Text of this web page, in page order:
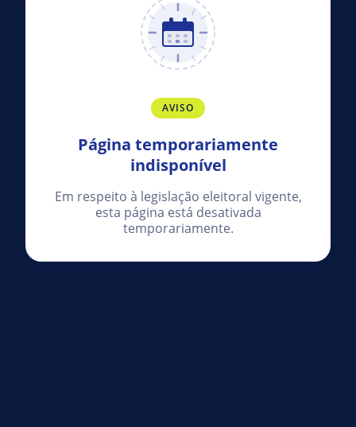
AVISO
Página temporariamente
indisponível
Em respeito à legislação eleitoral vigente,
esta página está desativada
temporariamente.